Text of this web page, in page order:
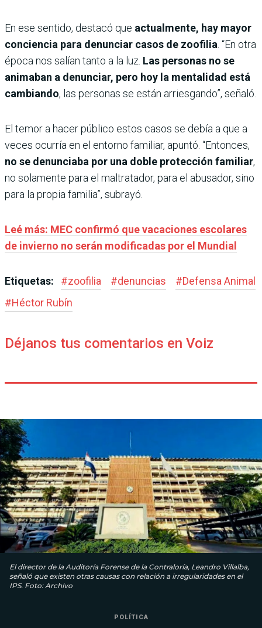
En ese sentido, destacó que actualmente, hay mayor
conciencia para denunciar casos de zoofilia. “En otra
época nos salían tanto a la luz. Las personas no se
animaban a denunciar, pero hoy la mentalidad está
cambiando, las personas se están arriesgando”, señaló.
El temor a hacer público estos casos se debía a que a
veces ocurría en el entorno familiar, apuntó. “Entonces,
no se denunciaba por una doble protección familiar,
no solamente para el maltratador, para el abusador, sino
para la propia familia”, subrayó.
Leé más: MEC confirmó que vacaciones escolares
de invierno no serán modificadas por el Mundial
Etiquetas: #zoofilia #denuncias #Defensa Animal
#Héctor Rubín
Déjanos tus comentarios en Voiz
El director de la Auditoría Forense de la Contraloría, Leandro Villalba,
señaló que existen otras causas con relación a irregularidades en el
IPS. Foto: Archivo
POLÍTICA